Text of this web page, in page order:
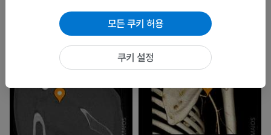
모든 쿠키 허용
쿠키 설정